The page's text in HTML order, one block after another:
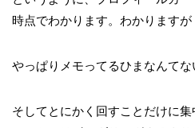
時点でわかります。わかりますが
やっぱりメモってるひまなんてな
そしてとにかく回すことだけに集